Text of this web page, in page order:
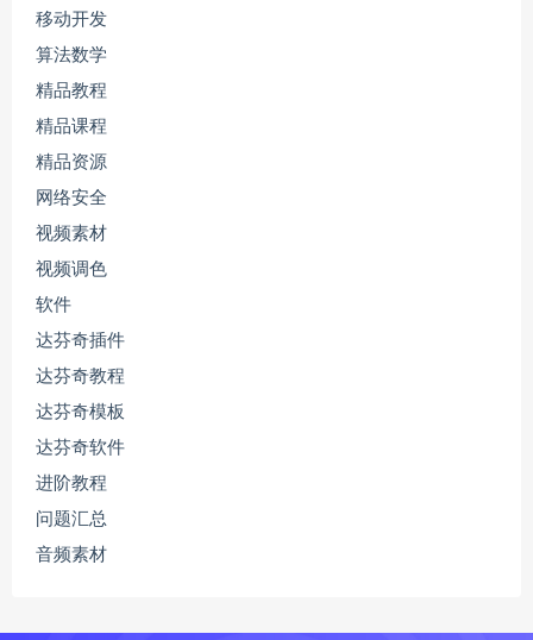
移动开发
算法数学
精品教程
精品课程
精品资源
网络安全
视频素材
视频调色
软件
达芬奇插件
达芬奇教程
达芬奇模板
达芬奇软件
进阶教程
问题汇总
音频素材